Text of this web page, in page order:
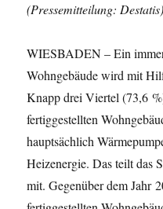
(Pressemitteilung: Destatis)
WIESBADEN – Ein
Wohngebäude wird mit
Knapp drei Viertel (73,6
fertiggestellten
hauptsächlich
Heizenergie. Das teilt das
mit. Gegenüber dem Jahr